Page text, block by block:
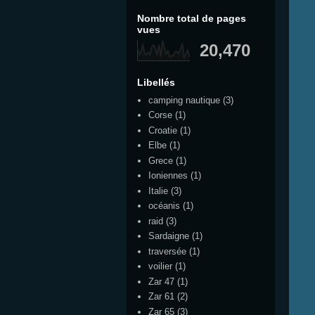
Nombre total de pages
vues
20,470
Libellés
camping nautique (3)
Corse (1)
Croatie (1)
Elbe (1)
Grece (1)
Ioniennes (1)
Italie (3)
océanis (1)
raid (3)
Sardaigne (1)
traversée (1)
voilier (1)
Zar 47 (1)
Zar 61 (2)
Zar 65 (3)